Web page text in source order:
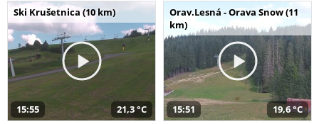
Ski Krušetnica (10 km)
15:55 21,3 °C
Orav.Lesná - Orava Snow (11
km)
15:51 19,6 °C